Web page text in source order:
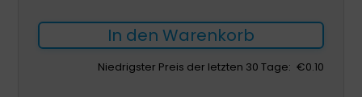
mit
einer
Klinge
In den Warenkorb
Niedrigster Preis der letzten 30 Tage: €0.10